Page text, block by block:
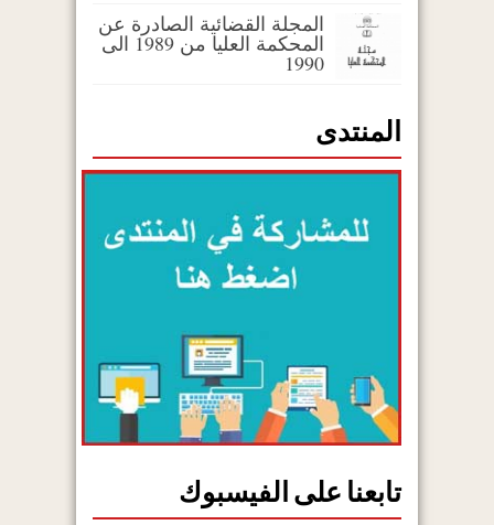
المجلة القضائية الصادرة عن
المحكمة العليا من 1989 الى
1990
المنتدى
تابعنا على الفيسبوك